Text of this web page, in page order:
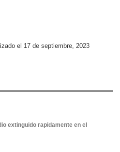
el 17 de septiembre, 2023
extinguido rapidamente en el